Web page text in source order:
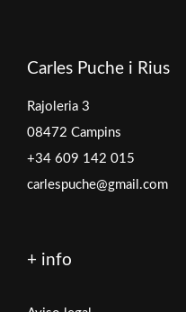
Carles Puche i Rius
Rajoleria 3
08472 Campins
+34 609 142 015
carlespuche@gmail.com
+ info